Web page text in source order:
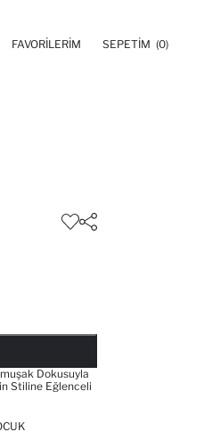
FAVORILERIM SEPETIM (0)
Dokusuyla
Stiline Eğlenceli